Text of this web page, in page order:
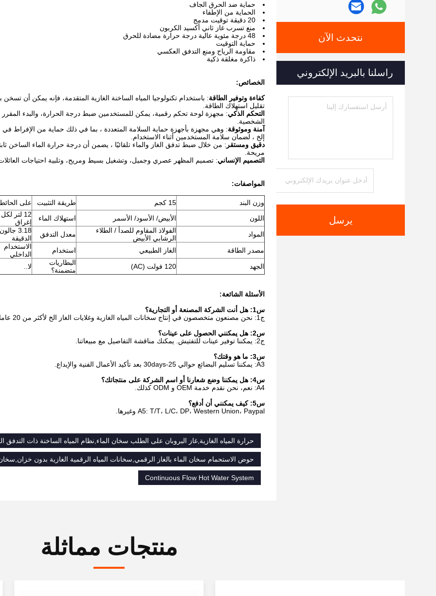
نتحدث الآن
راسلنا بالبريد الإلكتروني
يرسل
حماية ضد الحرق الجاف
الحماية من الإطفاء
20 دقيقة توقيت مدمج
منع تسرب غاز ثاني أكسيد الكربون
48 درجة مئوية عالية درجة حرارة مضادة للحرق
حماية التوقيت
مقاومة الرياح ومنع التدفق العكسي
ذاكرة مغلقة ذكية
الخصائص:
كفاءة وتوفير الطاقة: باستخدام تكنولوجيا المياه الساخنة الغازية المتقدمة، فإنه يمكن أن
تقليل استهلاك الطاقة.
التحكم الذكي: مجهزة لوحة تحكم رقمية، يمكن للمستخدمين ضبط درجة الحرارة، والبدء المقرر
الشخصية.
آمنة وموثوقة: وهي مجهزة بأجهزة حماية السلامة المتعددة ، بما في ذلك حماية من الإفراط
إلخ ، لضمان سلامة المستخدمين أثناء الاستخدام.
دقيق ومستقر : من خلال ضبط تدفق الغاز والماء تلقائيًا ، يضمن أن درجة حرارة الماء الساخن
مريحة.
التصميم الإنساني: تصميم المظهر عصري وجميل، وتشغيل بسيط ومريح، وتلبية احتياجات العائلات
المواصفات:
وزن البند 15 كجم طريقة التثبيت
على
اللون
الأبيض/ الأسود/ الأسمر استهلاك الماء
12 لتر لكل
إغراق
المواد
الفولاذ المقاوم للصدأ / الطلاء
الرشابي الأبيض
معدل التدفق
3.18
الدقيقة
مصدر الطاقة
الغاز الطبيعي استخدام
الاستخدام
الداخلي
الجهد
120 فولت (AC)
البطاريات
متضمنة؟
لا..
الأسئلة الشائعة:
س1: هل أنت الشركة المصنعة أو التجارية؟
ج1: نحن مصنعون متخصصون في إنتاج سخانات المياه الغازية وغلايات الغاز الخ لأكثر من 20 عاما.
س2: هل يمكنني الحصول على عينات؟
ج2: يمكننا توفير عينات للتفتيش. يمكنك مناقشة التفاصيل مع مبيعاتنا.
س3: ما هو وقتك؟
A3: يمكننا تسليم البضائع حوالي 25-30days بعد تأكيد الأعمال الفنية والإيداع.
س4: هل يمكننا وضع شعارنا أو اسم الشركة على منتجاتك؟
A4: نعم، نحن نقدم خدمة OEM و ODM كذلك.
س5: كيف يمكنني أن أدفع؟
A5: T/T، L/C، DP، Western Union، Paypal وغيرها.
حرارة المياه الغازية,غاز البروبان على الطلب سخان الماء,نظام المياه الساخنة ذات التدفق
حوض الاستحمام سخان الماء بالغاز الرقمي,سخانات المياه الرقمية الغازية بدون خزان,سخان
Continuous Flow Hot Water System
منتجات مماثلة